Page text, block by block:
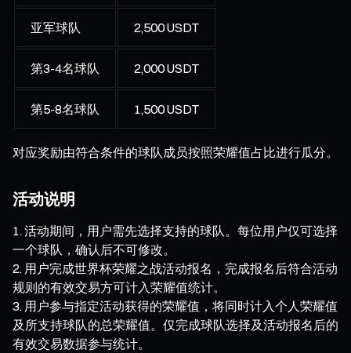
亚军球队 2,500 USDT
第3-4名球队 2,000 USDT
第5-8名球队 1,500 USDT
对应奖励由符合条件的球队成员按照荣耀值占比进行瓜分。
活动说明
活动期间，用户需先选择支持的球队。每位用户仅可选择
一个球队，确认后不可修改。
用户完成世界杯荣耀之战活动报名，完成报名后符合活动
规则的有效交易方可计入荣耀值统计。
用户参与指定活动获得的荣耀值，将同时计入个人荣耀值
及所支持球队的总荣耀值。仅完成球队选择及活动报名后的
有效交易数据参与统计。